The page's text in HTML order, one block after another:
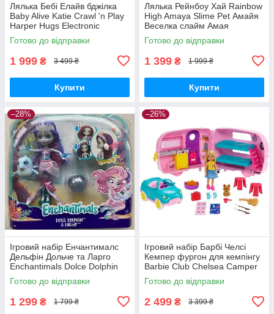
Лялька Бебі Елайв бджілка
Baby Alive Katie Crawl 'n Play
Harper Hugs Electronic
Crawling
Готово до відправки
1 999 ₴ 3 499 ₴
Купити
Лялька Рейнбоу Хай Rainbow
High Amaya Slime Pet Амайя
Веселка слайм Амая
Готово до відправки
1 399 ₴ 1 999 ₴
Купити
–28%
Ігровий набір Енчантималс
Дельфін Дольче та Ларго
Enchantimals Dolce Dolphin
Largo FKV55
Готово до відправки
1 299 ₴ 1 799 ₴
–26%
Ігровий набір Барбі Челсі
Кемпер фургон для кемпінгу
Barbie Club Chelsea Camper
Готово до відправки
2 499 ₴ 3 399 ₴